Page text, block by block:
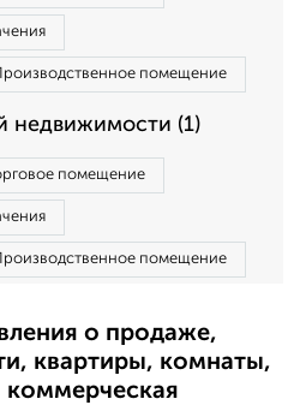
помещение
недвижимости (1)
помещение
помещение
о продаже,
квартиры, комнаты,